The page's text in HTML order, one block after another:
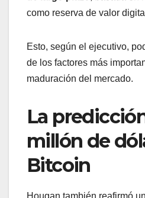
como reserva de valor
Esto, según el ejecutivo,
de los factores más
maduración del mercado.
La
millón de
Bitcoin
Hougan también reafirmó